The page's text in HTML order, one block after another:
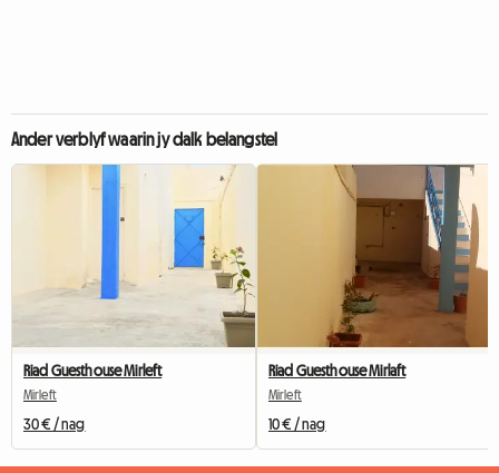
Ander verblyf waarin jy dalk belangstel
Riad Guesthouse Mirleft
Mirleft
30 € / nag
Riad Guesthouse Mirlaft
Mirleft
10 € / nag